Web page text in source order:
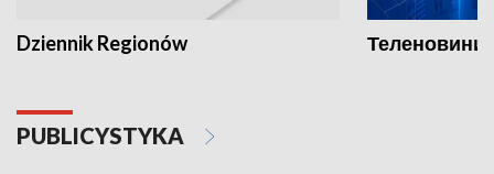
Dziennik Regionów Теленовини
PUBLICYSTYKA